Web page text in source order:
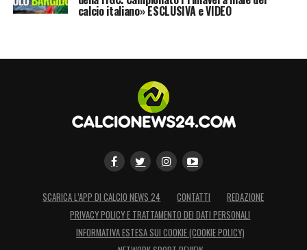
calcio italiano» ESCLUSIVA e VIDEO
SCARICA L’APP DI CALCIO NEWS 24 CONTATTI
REDAZIONE
PRIVACY POLICY E TRATTAMENTO DEI DATI PERSONALI
INFORMATIVA ESTESA SUI COOKIE (COOKIE POLICY)